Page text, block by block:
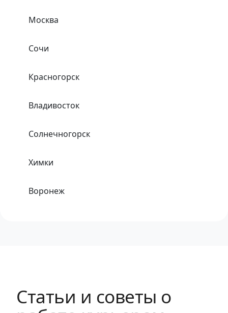
Москва
Сочи
Красногорск
Владивосток
Солнечногорск
Химки
Воронеж
Набережные Челны
Статьи и советы о